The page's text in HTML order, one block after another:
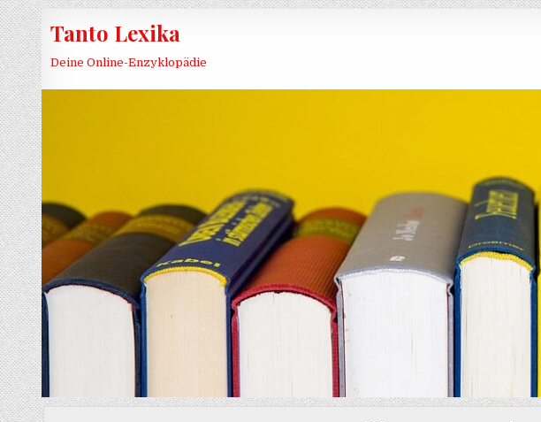
Skip to content
Tanto Lexika
Deine Online-Enzyklopädie